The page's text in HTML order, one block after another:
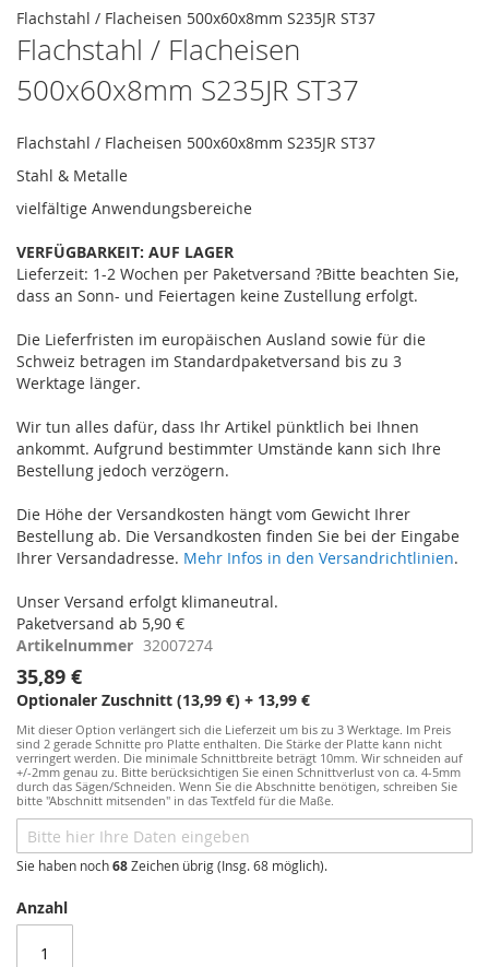
Flachstahl / Flacheisen 500x60x8mm S235JR ST37
Flachstahl / Flacheisen
500x60x8mm S235JR ST37
Flachstahl / Flacheisen 500x60x8mm S235JR ST37
Stahl & Metalle
vielfältige Anwendungsbereiche
VERFÜGBARKEIT: AUF LAGER
Lieferzeit: 1-2 Wochen per Paketversand ?Bitte beachten Sie,
dass an Sonn- und Feiertagen keine Zustellung erfolgt.
Die Lieferfristen im europäischen Ausland sowie für die
Schweiz betragen im Standardpaketversand bis zu 3
Werktage länger.
Wir tun alles dafür, dass Ihr Artikel pünktlich bei Ihnen
ankommt. Aufgrund bestimmter Umstände kann sich Ihre
Bestellung jedoch verzögern.
Die Höhe der Versandkosten hängt vom Gewicht Ihrer
Bestellung ab. Die Versandkosten finden Sie bei der Eingabe
Ihrer Versandadresse. Mehr Infos in den Versandrichtlinien.
Unser Versand erfolgt klimaneutral.
Paketversand ab 5,90 €
Artikelnummer 32007274
35,89 €
Optionaler Zuschnitt (13,99 €) + 13,99 €
Mit dieser Option verlängert sich die Lieferzeit um bis zu 3 Werktage. Im Preis
sind 2 gerade Schnitte pro Platte enthalten. Die Stärke der Platte kann nicht
verringert werden. Die minimale Schnittbreite beträgt 10mm. Wir schneiden auf
+/-2mm genau zu. Bitte berücksichtigen Sie einen Schnittverlust von ca. 4-5mm
durch das Sägen/Schneiden. Wenn Sie die Abschnitte benötigen, schreiben Sie
bitte "Abschnitt mitsenden" in das Textfeld für die Maße.
Sie haben noch68Zeichen übrig (Insg. 68 möglich).
Anzahl
gallery
to
the
beginning
of
the
gallery